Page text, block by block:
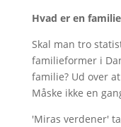
Hvad er en
Skal man tro
familieformer i
familie? Ud over
Måske ikke en
'Miras verdener'